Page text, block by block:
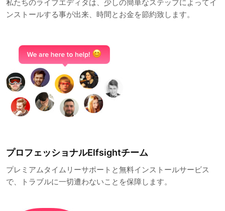
私たちのライブエディタは、少しの簡単なステップによってイ
ンストールする事が出来、時間とお金を節約致します。
プロフェッショナルElfsightチーム
プレミアムタイムリーサポートと無料インストールサービス
で、トラブルに一切遭わないことを保障します。